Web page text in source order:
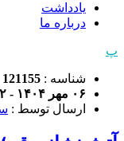
یادداشت
درباره ما
پ
شناسه : 121155
۰۶ مهر ۱۴۰۴ - ۸:۴۲
ارسال توسط :